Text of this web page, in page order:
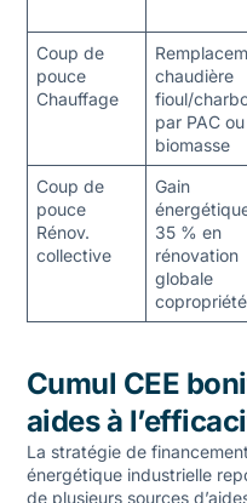
Coup de
pouce
Chauffage
chaudière
fioul/
par PAC ou
biomasse
Coup de
pouce
Rénov.
collective
Gain
35 % en
rénovation
globale
copropriété
Cumul CEE
aides à
La stratégie de
énergétique industrielle
de plusieurs sources